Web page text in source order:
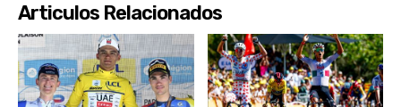
Articulos Relacionados